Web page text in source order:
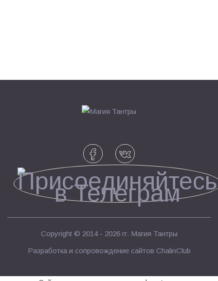
Copyright © 2014 - 2026 гг. Магия Тантры
Разработка и сопровождение сайтов ChalinClub